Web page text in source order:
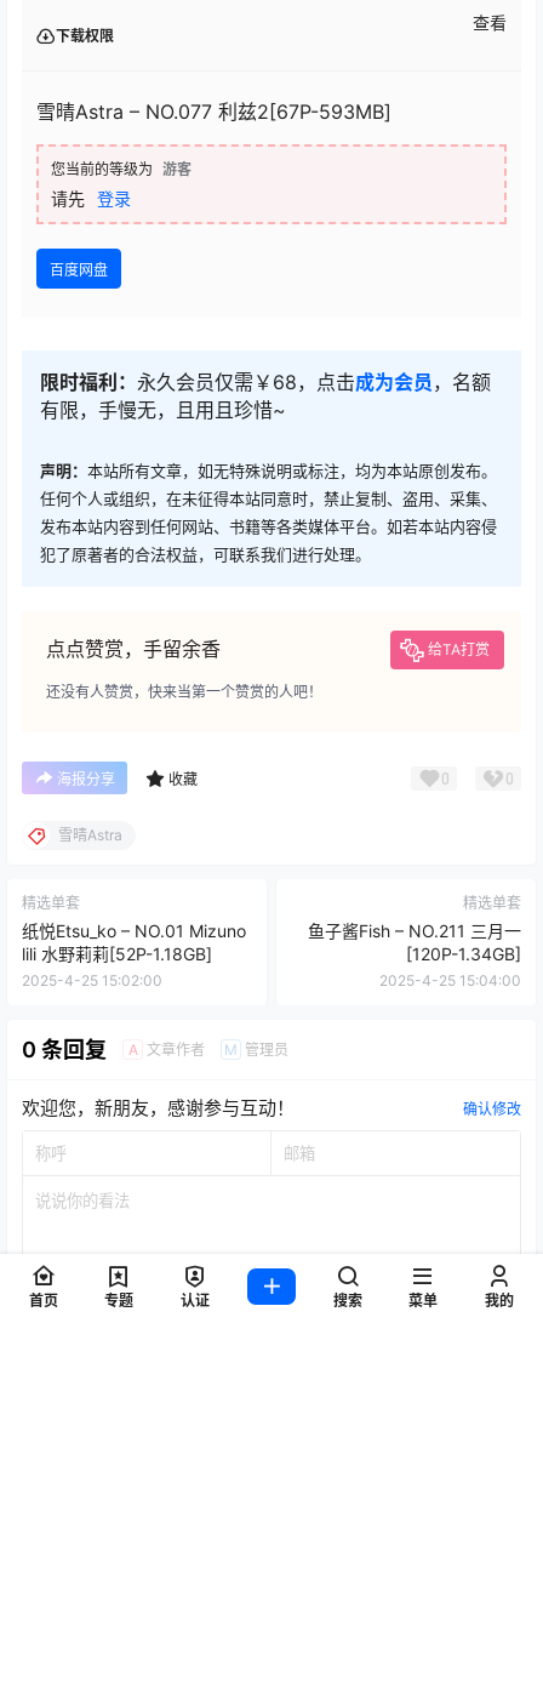
下载权限
查看
雪晴Astra – NO.077 利兹2[67P-593MB]
您当前的等级为 游客
请先 登录
百度网盘
限时福利： 永久会员仅需￥68，点击成为会员 ，名额
有限，手慢无，且用且珍惜~
声明： 本站所有文章，如无特殊说明或标注，均为本站原创发布。
任何个人或组织，在未征得本站同意时，禁止复制、盗用、采集、
发布本站内容到任何网站、书籍等各类媒体平台。如若本站内容侵
犯了原著者的合法权益，可联系我们进行处理。
点点赞赏，手留余香 给TA打赏
还没有人赞赏，快来当第一个赞赏的人吧！
海报分享 收藏 0 0
雪晴Astra
精选单套
纸悦Etsu_ko – NO.01 Mizuno
lili 水野莉莉[52P-1.18GB]
2025-4-25 15:02:00
精选单套
鱼子酱Fish – NO.211 三月一
[120P-1.34GB]
2025-4-25 15:04:00
0 条回复 A 文章作者 M 管理员
欢迎您，新朋友，感谢参与互动！ 确认修改
首页 专题 认证 搜索 菜单 我的